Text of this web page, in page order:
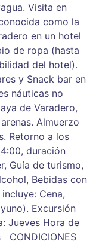
Visita en
como la
en un hotel
de ropa (hasta
del hotel).
y Snack bar en
náuticas no
de Varadero,
Almuerzo
Retorno a los
duración
Guía de turismo,
Bebidas con
Cena,
Excursión
Jueves Hora de
CONDICIONES